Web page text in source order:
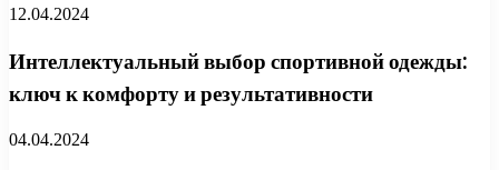
12.04.2024
Интеллектуальный выбор спортивной одежды:
ключ к комфорту и результативности
04.04.2024